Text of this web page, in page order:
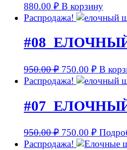
880.00 ₽ В корзину
Распродажа!
#08_ЕЛОЧНЫЙ
950.00₽ 750.00 ₽ В
Распродажа!
#07_ЕЛОЧНЫЙ
950.00₽ 750.00 ₽
Распродажа!